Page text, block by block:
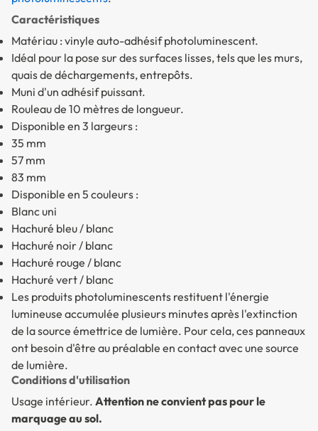
Caractéristiques
Matériau : vinyle auto-adhésif photoluminescent.
Idéal pour la pose sur des surfaces lisses, tels que les murs,
quais de déchargements, entrepôts.
Muni d'un adhésif puissant.
Rouleau de 10 mètres de longueur.
Disponible en 3 largeurs :
35 mm
57 mm
83 mm
Disponible en 5 couleurs :
Blanc uni
Hachuré bleu / blanc
Hachuré noir / blanc
Hachuré rouge / blanc
Hachuré vert / blanc
Les produits photoluminescents restituent l'énergie
lumineuse accumulée plusieurs minutes après l'extinction
de la source émettrice de lumière. Pour cela, ces panneaux
ont besoin d'être au préalable en contact avec une source
de lumière.
Conditions d'utilisation
Usage intérieur. Attention ne convient pas pour le
marquage au sol.